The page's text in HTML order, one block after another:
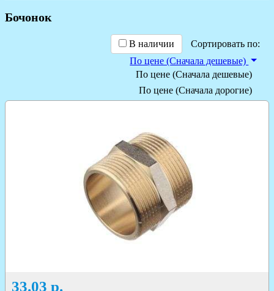
Бочонок
В наличии
Сортировать по:
По цене (Сначала дешевые)
По цене (Сначала дешевые)
По цене (Сначала дорогие)
33.03 р.